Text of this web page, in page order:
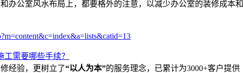
办公室风水布局上，都要格外的注意，以减少办公室的装修成本和
工需要哪些手续？
经验，更树立了“以人为本”的服务理念，已累计为3000+客户提供